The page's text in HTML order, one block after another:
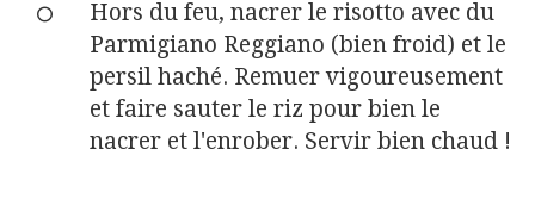
Hors du feu, nacrer le risotto avec du
Parmigiano Reggiano (bien froid) et le
persil haché. Remuer vigoureusement
et faire sauter le riz pour bien le
nacrer et l'enrober. Servir bien chaud !